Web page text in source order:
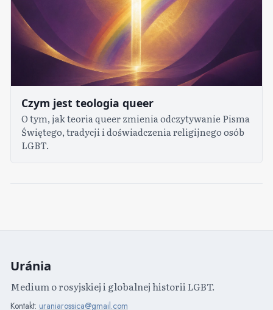
Czym jest teologia queer
O tym, jak teoria queer zmienia odczytywanie Pisma
Świętego, tradycji i doświadczenia religijnego osób
LGBT.
Uránia
Medium o rosyjskiej i globalnej historii LGBT.
Kontakt: uraniarossica@gmail.com